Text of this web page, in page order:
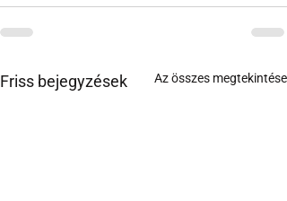
Friss bejegyzések Az összes megtekintése